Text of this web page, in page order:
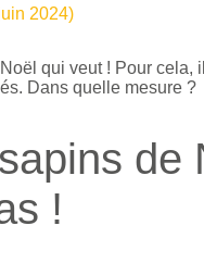
2024)
qui veut ! Pour
Dans quelle mesure ?
de
!